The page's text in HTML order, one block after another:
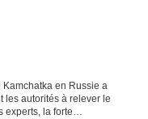
en Russie a
les autorités à relever le
experts, la forte